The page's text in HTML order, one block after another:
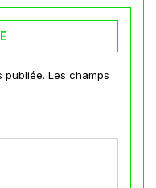
publiée. Les champs